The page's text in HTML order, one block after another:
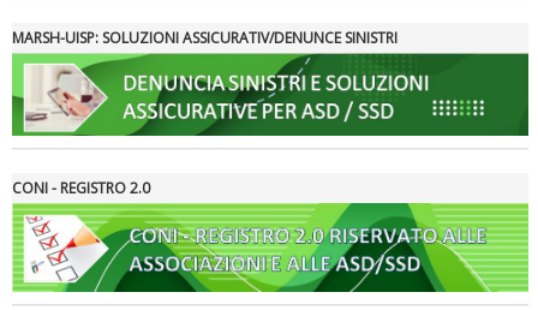
Tiziano Pesce a Radio InBlu2000 traccia il bilancio della stagione
MARSH-UISP: SOLUZIONI ASSICURATIV/DENUNCE SINISTRI
CONI - REGISTRO 2.0